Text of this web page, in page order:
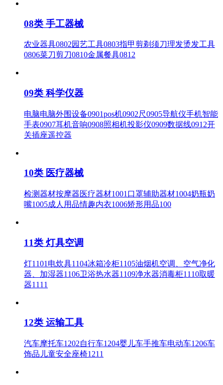
08类 手工器械
农业器具0802园艺工具0803指甲剪剃须刀理发烫发工具
0806菜刀剪刀0810金属餐具0812
09类 科学仪器
电脑电脑外围设备0901pos机0902尺0905导航仪手机智能
手表0907耳机音响0908照相机投影仪0909数据线0912开
关插座遥控器
10类 医疗器械
检测器材按摩器医疗器材1001口罩辅助器材1004奶瓶奶
嘴1005成人用品情趣内衣1006矫形用品100
11类 灯具空调
灯1101电炊具1104冰箱冷柜1105油烟机空调、空气净化
器、加湿器1106卫浴热水器1109净水器消毒柜1110取暖
器1111
12类 运输工具
汽车摩托车1202自行车1204婴儿车手推车电动车1206车
饰品儿童安全座椅1211